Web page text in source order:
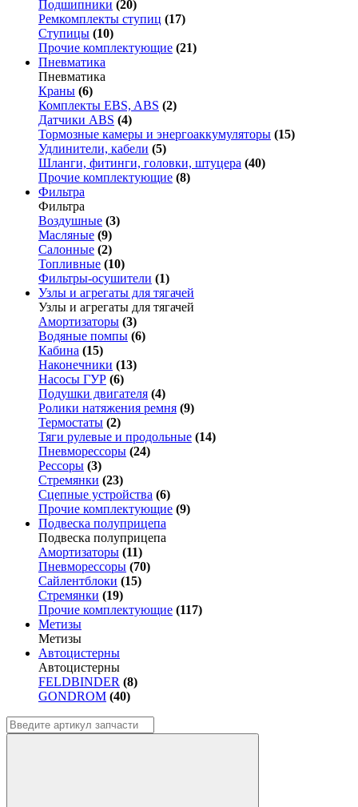
Подшипники (20)
Ремкомплекты ступиц (17)
Ступицы (10)
Прочие комплектующие (21)
Пневматика
Пневматика
Краны (6)
Комплекты EBS, ABS (2)
Датчики ABS (4)
Тормозные камеры и энергоаккумуляторы (15)
Удлинители, кабели (5)
Шланги, фитинги, головки, штуцера (40)
Прочие комплектующие (8)
Фильтра
Фильтра
Воздушные (3)
Масляные (9)
Салонные (2)
Топливные (10)
Фильтры-осушители (1)
Узлы и агрегаты для тягачей
Узлы и агрегаты для тягачей
Амортизаторы (3)
Водяные помпы (6)
Кабина (15)
Наконечники (13)
Насосы ГУР (6)
Подушки двигателя (4)
Ролики натяжения ремня (9)
Термостаты (2)
Тяги рулевые и продольные (14)
Пневморессоры (24)
Рессоры (3)
Стремянки (23)
Сцепные устройства (6)
Прочие комплектующие (9)
Подвеска полуприцепа
Подвеска полуприцепа
Амортизаторы (11)
Пневморессоры (70)
Сайлентблоки (15)
Стремянки (19)
Прочие комплектующие (117)
Метизы
Метизы
Автоцистерны
Автоцистерны
FELDBINDER (8)
GONDROM (40)